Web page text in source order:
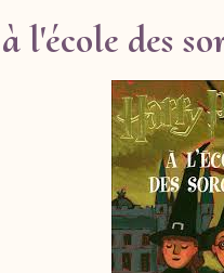
l'école des